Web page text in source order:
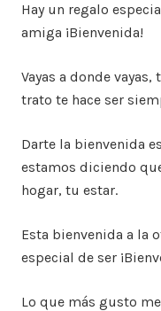
Hay un regalo
amiga ¡Bienvenida!
Vayas a donde
trato te hace ser
Darte la bienvenida
estamos diciendo
hogar, tu estar.
Esta bienvenida a la
especial de ser
Lo que más gusto